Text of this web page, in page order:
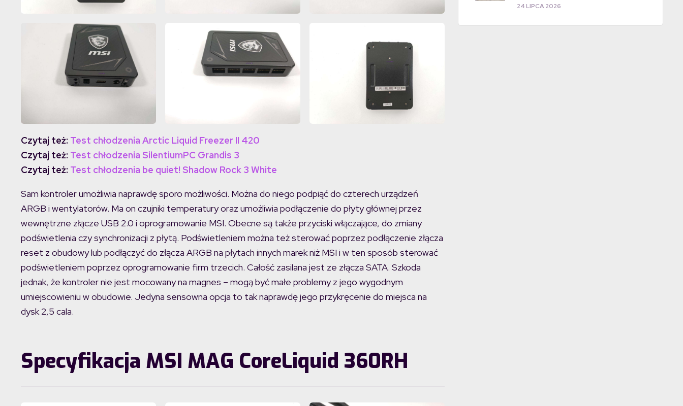
Czytaj też: Test chłodzenia Arctic Liquid Freezer II 420
Czytaj też: Test chłodzenia SilentiumPC Grandis 3
Czytaj też: Test chłodzenia be quiet! Shadow Rock 3 White
Sam kontroler umożliwia naprawdę sporo możliwości. Można do niego podpiąć do czterech urządzeń
ARGB i wentylatorów. Ma on czujniki temperatury oraz umożliwia podłączenie do płyty głównej przez
wewnętrzne złącze USB 2.0 i oprogramowanie MSI. Obecne są także przyciski włączające, do zmiany
podświetlenia czy synchronizacji z płytą. Podświetleniem można też sterować poprzez podłączenie złącza
reset z obudowy lub podłączyć do złącza ARGB na płytach innych marek niż MSI i w ten sposób sterować
podświetleniem poprzez oprogramowanie firm trzecich. Całość zasilana jest ze złącza SATA. Szkoda
jednak, że kontroler nie jest mocowany na magnes – mogą być małe problemy z jego wygodnym
umiejscowieniu w obudowie. Jedyna sensowna opcja to tak naprawdę jego przykręcenie do miejsca na
dysk 2,5 cala.
Specyfikacja MSI MAG CoreLiquid 360RH
24 LIPCA 2026